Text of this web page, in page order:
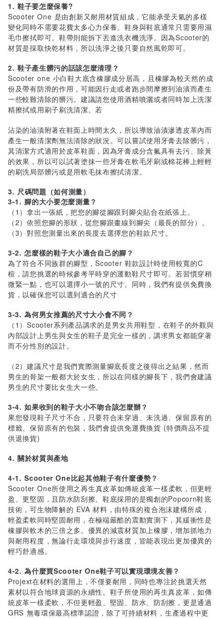
1. 鞋子要怎麼保養?
Scooter One 是由創新又耐用材質組成，它能承受天氣的多樣
變化同時不需要花費太多心力保養。鞋身與鞋底通常只需要用濕
毛巾擦拭即可。鞋帶則能拆下丟進洗衣機洗淨。因為Scooter的
材質是採取快乾材料，所以洗淨之後只要自然風乾即可。
2. 鞋子產生髒污的話該怎麼清理？
Scooter one 小白鞋大底含橡膠成分居高，且橡膠為較天然的成
份及帶有防滑的作用，可能因行走或者跑步間摩擦到油漬而產生
一些較難清除的髒污。建議請您使用酒精噴灑或者同時加上洗潔
精擦拭或用刷子刷洗清潔。若
沾染的油漬附著在鞋面上時間太久，所以導致油漬滲透皮革內而
產生一般清潔劑無法清除的狀況。可以嘗試使用牙膏去除髒污，
其清潔方式適用於皮革鞋面，因為牙膏成分含氟具有去污、除黃
的效果，所以可以試著塗抹一些牙膏在軟毛牙刷或棉花棒上輕輕
的刷洗局部髒污或是用軟毛抹布擦拭清潔。
3. 尺碼問題（如何測量）
3-1. 腳的大小要怎麼測量？
（1）拿出一張紙，把您的腳從腳跟到腳尖貼合在紙張上。
（2）依照您腳的形狀，從您腳跟畫線到腳尖（最長的部分）。
（3）對照您測量出來的長度去選擇您的鞋款尺寸。
3-2. 怎麼樣的鞋子大小適合自己的腳？
為了符合不同族群的腳型，Scooter 鞋款設計時使用較寬的C
楦，請您挑選的時候參考平時穿的運動鞋尺寸即可。若習慣穿稍
微緊一點，也可以選擇小一號的尺寸。同時，我們有提供免費換
貨，以確保您可以選到適合的尺寸
3-3. 為何男女推薦的尺寸大小會不同？
（1）Scooter系列產品講求的是男女共用鞋型，在鞋子的外觀與
內部設計上男生與女生的鞋子是完全一樣的，講求男女都能穿著
而不分性別的設計。
（2）建議尺寸是我們實際測量腳底長度之後得出之結果，然而
男生的骨架一般都大於女生，所以在同樣的腳長下，我們會建議
男生的尺寸要比女生大一些。
3-4. 如果收到的鞋子大小不吻合該怎麼辦？
果您發現鞋子尺寸不合，只要符合未穿過、未洗過、保留原有的
標籤、保留原有的包裝，我們會提供免運費換貨 (特價商品不提
供退換貨)
4. 關於材質與產地
4-1. Scooter One比起其他鞋子有什麼優勢？
Scooter One所使用之再生真皮革如傳統皮革一樣柔軟，但更輕
盈、更堅固，且防水防刮擦。鞋底採用的是獨創的Popcorn鞋底
技術，可生物降解的 EVA 材料，由特殊的複合泡沫建構所成，
輕盈柔軟同時堅固耐用，在極端嚴酷的震動實測下，其緩衝性是
橡膠與軟木的三倍之多。優異的減震材質加上橡膠，增加抓地力
與耐用程度，無論行走環境與步行速度，皆能表現出更加優異的
輕巧舒適感。
4-2. 為什麼買Scooter One鞋子可以實現環境友善？
Projext在材料的選用上，不僅要耐用，同時也專注於挑選天然
素材以符合地球資源的永續性。鞋子所使用的再生真皮革，如傳
統皮革一樣柔軟，不但更輕盈、堅固、防水、防刮擦，更是通過
GRS 無毒環保最高標準認證，除了可持續材料，生產過程中更